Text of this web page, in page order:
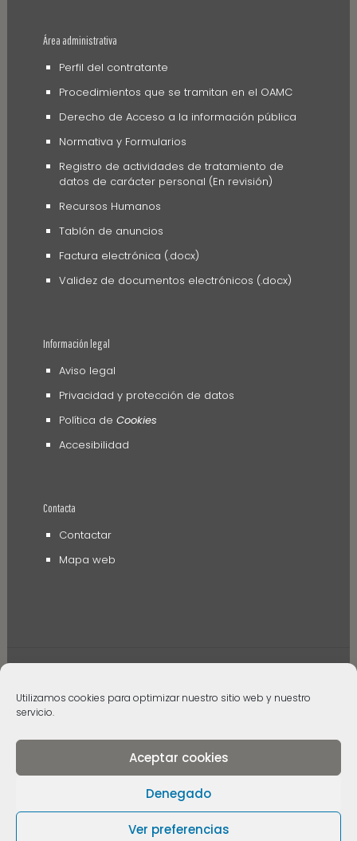
Utilizamos cookies para optimizar nuestro sitio web y nuestro
servicio.
Aceptar cookies
Denegado
Ver preferencias
Área administrativa
Perfil del contratante
Procedimientos que se tramitan en el OAMC
Derecho de Acceso a la información pública
Normativa y Formularios
Registro de actividades de tratamiento de
datos de carácter personal (En revisión)
Recursos Humanos
Tablón de anuncios
Factura electrónica (.docx)
Validez de documentos electrónicos (.docx)
Información legal
Aviso legal
Privacidad y protección de datos
Política de Cookies
Accesibilidad
Contacta
Contactar
Mapa web